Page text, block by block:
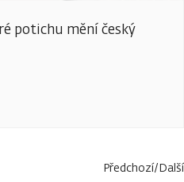
potichu mění český
Předchozí/Další